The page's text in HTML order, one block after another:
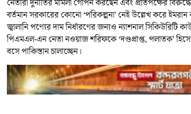
নেতারা দুর্নীতির মামলা গোপন করছেন এবং প্রতিপক্ষের
বর্তমান সরকারের কোনো ‘পরিকল্পনা’ নেই উল্লেখ করে ইমরান
জ্বালানি পণ্যের দাম নির্ধারণের জন্যও ন্যাশনাল সিকিউরিটি
পিএমএল-এন নেতা নওয়াজ শরিফকে ‘দণ্ডপ্রাপ্ত, পলাতক’
বসে পাকিস্তান চালাচ্ছেন।